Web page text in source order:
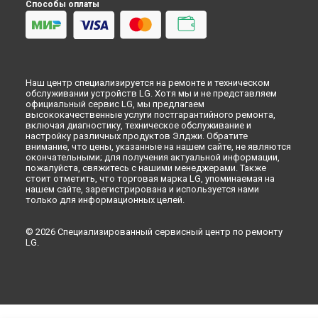
Способы оплаты
Наш центр специализируется на ремонте и техническом
обслуживании устройств LG. Хотя мы и не представляем
официальный сервис LG, мы предлагаем
высококачественные услуги постгарантийного ремонта,
включая диагностику, техническое обслуживание и
настройку различных продуктов Элджи. Обратите
внимание, что цены, указанные на нашем сайте, не являются
окончательными; для получения актуальной информации,
пожалуйста, свяжитесь с нашими менеджерами. Также
стоит отметить, что торговая марка LG, упоминаемая на
нашем сайте, зарегистрирована и используется нами
только для информационных целей.
© 2026 Специализированный сервисный центр по ремонту
LG.